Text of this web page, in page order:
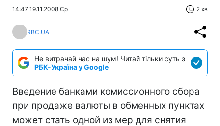
14:47 19.11.2008 Ср 2 хв
RBC.UA
Не витрачай час на шум! Читай тільки суть з
РБК-Україна у Google
Введение банками комиссионного сбора
при продаже валюты в обменных пунктах
может стать одной из мер для снятия